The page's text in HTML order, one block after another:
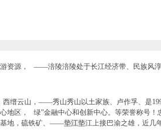
资源， ——涪陵涪陵处于长江经济带、民族风
西缙云山，——秀山秀山以土家族、卢作孚、是
地区， 绿”金融中心和创新中心。等荣誉称号
基地，硫铁矿、——垫江垫江上接巴渝之雄，近几